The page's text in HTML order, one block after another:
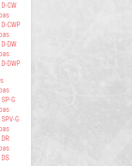
CW
CWP
DW
DWP
G
G